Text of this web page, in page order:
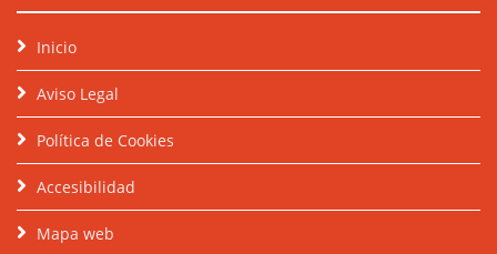
Inicio
Aviso Legal
Política de Cookies
Accesibilidad
Mapa web